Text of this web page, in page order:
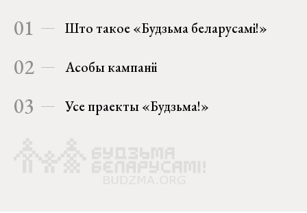
01 Што такое «Будзьма беларусамі!»
02 Асобы кампаніі
03 Усе праекты «Будзьма!»